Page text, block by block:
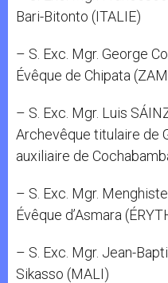
Bari-Bitonto (ITALIE)
– S. Exc. Mgr. George
Évêque de Chipata
– S. Exc. Mgr. Luis
Archevêque titulaire de
auxiliaire de
– S. Exc. Mgr.
Évêque d’Asmara
– S. Exc. Mgr. Jean-
Sikasso (MALI)